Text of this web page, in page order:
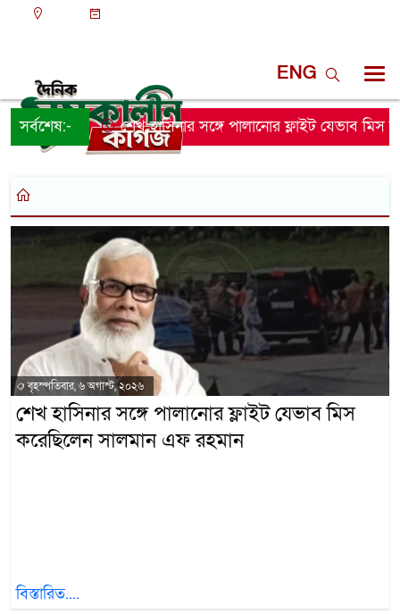
ENG
সর্বশেষ:- শেখ হাসিনার সঙ্গে পালানোর ফ্লাইট যেভাব মিস
বৃহস্পতিবার, ৬ অগাস্ট, ২০২৬
শেখ হাসিনার সঙ্গে পালানোর ফ্লাইট যেভাব মিস
করেছিলেন সালমান এফ রহমান
বিস্তারিত....